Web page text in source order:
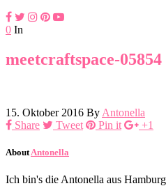
0 In
meetcraftspace-05854
15. Oktober 2016 By Antonella
Share
Tweet Pin it +1
About Antonella
Ich bin's die Antonella aus